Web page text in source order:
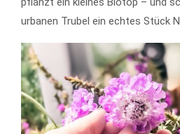
urbanen Trubel ein echtes Stück